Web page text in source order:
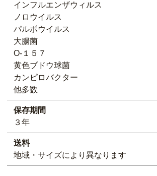
インフルエンザウィルス
ノロウイルス
パルボウイルス
大腸菌
O-１５７
黄色ブドウ球菌
カンピロバクター
他多数
保存期間
３年
送料
地域・サイズにより異なります